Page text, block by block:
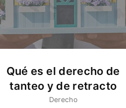
Qué es el derecho de
tanteo y de retracto
Derecho